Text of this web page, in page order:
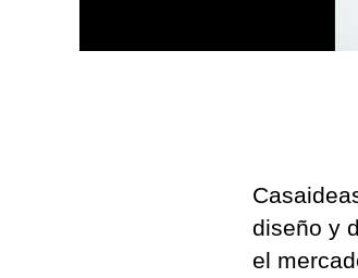
diseño y
el